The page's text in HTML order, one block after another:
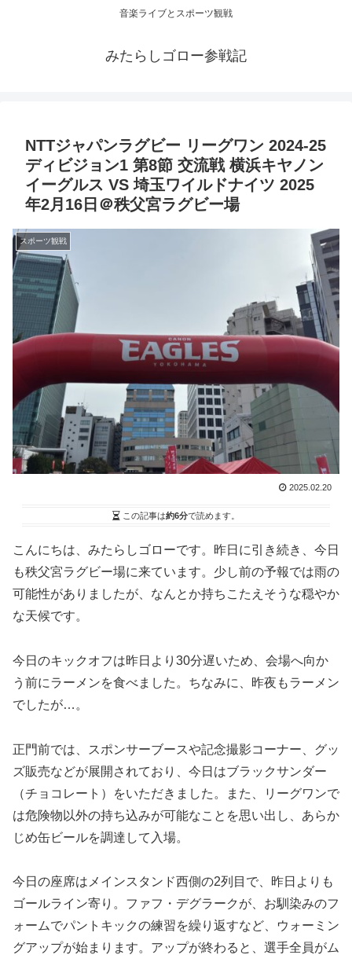
音楽ライブとスポーツ観戦
みたらしゴロー参戦記
NTTジャパンラグビー リーグワン 2024-25
ディビジョン1 第8節 交流戦 横浜キヤノン
イーグルス VS 埼玉ワイルドナイツ 2025
年2月16日＠秩父宮ラグビー場
スポーツ観戦
2025.02.20
この記事は約6分で読めます。
こんにちは、みたらしゴローです。昨日に引き続き、今日
も秩父宮ラグビー場に来ています。少し前の予報では雨の
可能性がありましたが、なんとか持ちこたえそうな穏やか
な天候です。
今日のキックオフは昨日より30分遅いため、会場へ向か
う前にラーメンを食べました。ちなみに、昨夜もラーメン
でしたが…。
正門前では、スポンサーブースや記念撮影コーナー、グッ
ズ販売などが展開されており、今日はブラックサンダー
（チョコレート）をいただきました。また、リーグワンで
は危険物以外の持ち込みが可能なことを思い出し、あらか
じめ缶ビールを調達して入場。
今日の座席はメインスタンド西側の2列目で、昨日よりも
ゴールライン寄り。ファフ・デグラークが、お馴染みのフ
ォームでパントキックの練習を繰り返すなど、ウォーミン
グアップが始まります。アップが終わると、選手全員がム